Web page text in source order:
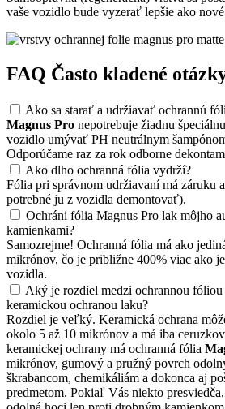
vaše vozidlo bude vyzerať lepšie ako
FAQ Často kladené
Ako sa starať a udržiavať ochrannú
Magnus Pro nepotrebuje žiadnu
vozidlo umývať PH neutrálnym
Odporúčame raz za rok odborne
Ako dlho ochranná fólia vydrží?
Fólia pri správnom udržiavaní má záruku
potrebné ju z vozidla demontovať).
Ochráni fólia Magnus Pro lak môjho
kamienkami?
Samozrejme! Ochranná fólia má ako
mikrónov, čo je približne 400% viac ako
vozidla.
Aký je rozdiel medzi ochrannou fóliou
keramickou ochranou laku?
Rozdiel je veľký. Keramická ochrana
okolo 5 až 10 mikrónov a má iba
keramickej ochrany má ochranná fólia
mikrónov, gumový a pružný povrch
škrabancom, chemikáliám a dokonca aj
predmetom. Pokiaľ Vás niekto